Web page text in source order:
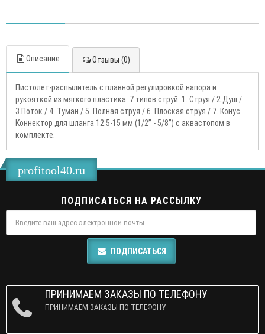
Описание Отзывы (0)
Пистолет-распылитель с плавной регулировкой напора и
рукояткой из мягкого пластика. 7 типов струй: 1. Струя / 2.Душ /
3.Поток / 4. Туман / 5. Полная струя / 6. Плоская струя / 7. Конус
Коннектор для шланга 12.5-15 мм (1/2” - 5/8”) c аквастопом в
комплекте.
profitool40.ru
ПОДПИСАТЬСЯ НА РАССЫЛКУ
ПОДПИСАТЬСЯ
ПРИНИМАЕМ ЗАКАЗЫ ПО ТЕЛЕФОНУ
ПРИНИМАЕМ ЗАКАЗЫ ПО ТЕЛЕФОНУ